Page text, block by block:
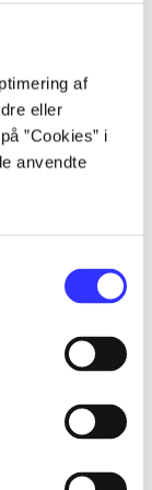
af
eller
”Cookies” i
anvendte
amet ...
amet ...
sit amet ...
amet ...
sit amet ...
sit amet ...
sit amet ...
sit amet ...